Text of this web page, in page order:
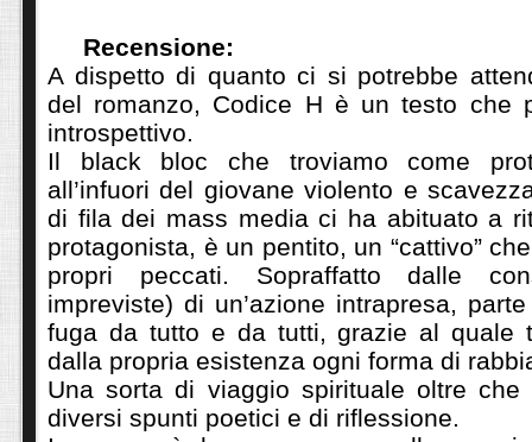
Recensione:
A dispetto di quanto ci si potrebbe
del romanzo, Codice H è un testo che
introspettivo.
Il black bloc che troviamo come
all’infuori del giovane violento e
di fila dei mass media ci ha abituato a
protagonista, è un pentito, un “cattivo”
propri peccati. Sopraffatto dalle
impreviste) di un’azione intrapresa,
fuga da tutto e da tutti, grazie al quale
dalla propria esistenza ogni forma di
Una sorta di viaggio spirituale oltre
diversi spunti poetici e di riflessione.